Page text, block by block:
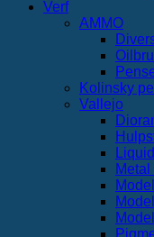
Verf
AMMO
Kolinsky
Vallejo